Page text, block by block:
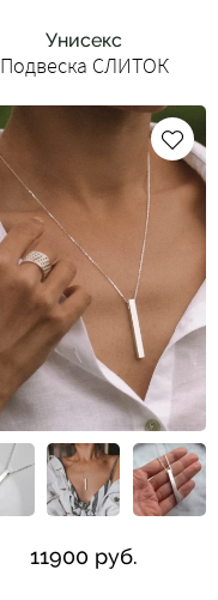
Унисекс
Подвеска СЛИТОК
11900 руб.